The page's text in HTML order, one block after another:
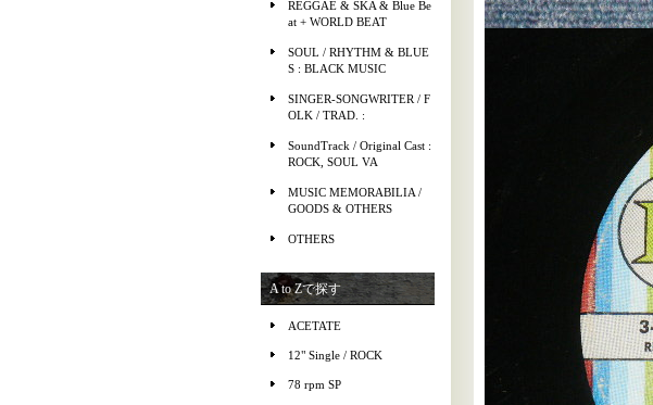
REGGAE & SKA & Blue Be
at + WORLD BEAT
SOUL / RHYTHM & BLUE
S : BLACK MUSIC
SINGER-SONGWRITER / F
OLK / TRAD. :
SoundTrack / Original Cast :
ROCK, SOUL VA
MUSIC MEMORABILIA /
GOODS & OTHERS
OTHERS
A to Zで探す
ACETATE
12" Single / ROCK
78 rpm SP